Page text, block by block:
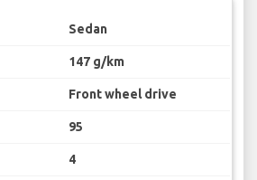
Sedan
147 g/km
Front wheel drive
95
4